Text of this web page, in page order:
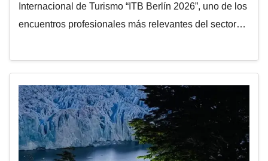
Internacional de Turismo “ITB Berlín 2026”, uno de los
encuentros profesionales más relevantes del sector…